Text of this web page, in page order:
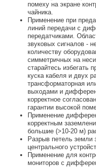
помеху на экране
чайника.
Применение при
линий передачи с
передатчиками.
звуковых сигналов -
количеству
симметричных на
старайтесь избегать
куска кабеля и двух
трансформаторная
выходами и
корректное
гарантии высокой
Применение
корректным
большие (>10-20 м)
Разрыв петель земли
центрального
Применение для
мониторов с